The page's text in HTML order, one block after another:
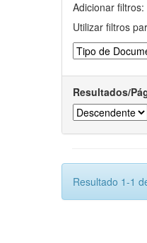
Adicionar filtros:
Utilizar filtros
Resultados/
Resultado 1-1